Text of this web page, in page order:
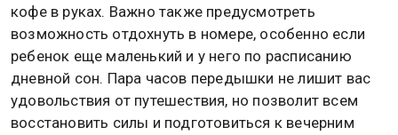
кофе в руках. Важно также предусмотреть
возможность отдохнуть в номере, особенно если
ребенок еще маленький и у него по расписанию
дневной сон. Пара часов передышки не лишит вас
удовольствия от путешествия, но позволит всем
восстановить силы и подготовиться к вечерним